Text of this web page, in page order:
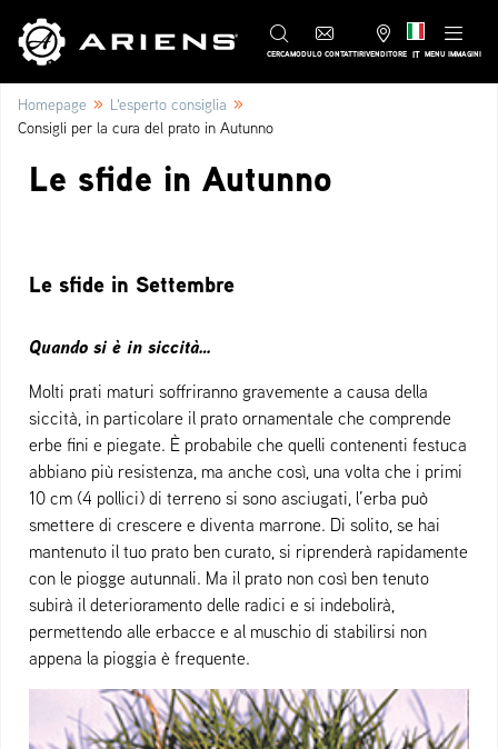
CERCAMODULO CONTATTIRIVENDITORE IT MENU IMMAGINI
Homepage » L'esperto consiglia »
Consigli per la cura del prato in Autunno
Le sfide in Autunno
Le sfide in Settembre
Quando si è in siccità…
Molti prati maturi soffriranno gravemente a causa della
siccità, in particolare il prato ornamentale che comprende
erbe fini e piegate. È probabile che quelli contenenti festuca
abbiano più resistenza, ma anche così, una volta che i primi
10 cm (4 pollici) di terreno si sono asciugati, l’erba può
smettere di crescere e diventa marrone. Di solito, se hai
mantenuto il tuo prato ben curato, si riprenderà rapidamente
con le piogge autunnali. Ma il prato non così ben tenuto
subirà il deterioramento delle radici e si indebolirà,
permettendo alle erbacce e al muschio di stabilirsi non
appena la pioggia è frequente.